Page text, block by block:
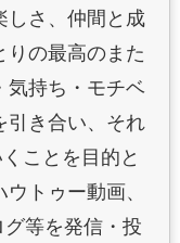
しさ、仲間と成
の最⾼のまた
気持ち・モチベ
引き合い、それ
ことを目的と
トゥー動画、
等を発信・投